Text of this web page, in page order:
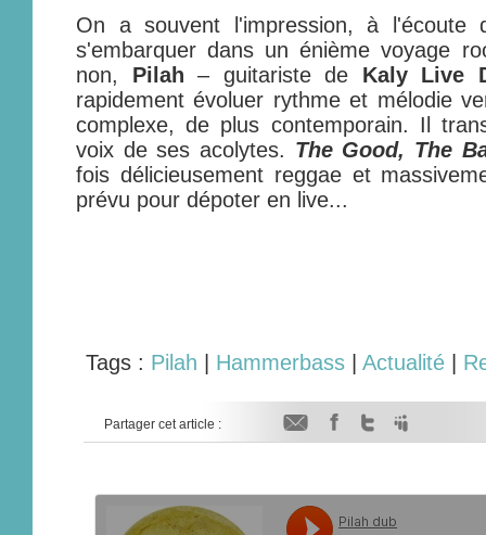
On a souvent l'impression, à l'écoute
s'embarquer dans un énième voyage
non, Pilah – guitariste de Kaly Live
rapidement évoluer rythme et mélodie
complexe, de plus contemporain. Il
voix de ses acolytes. The Good, The
fois délicieusement reggae et
prévu pour dépoter en live...
Tags : Pilah Hammerbass| Actualité|
Partager cet article :